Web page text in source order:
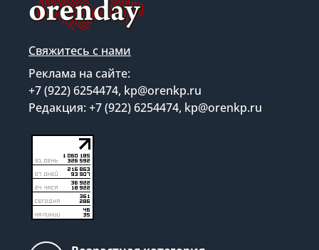
Свяжитесь с нами
Реклама на сайте:
+7 (922) 6254474, kp@orenkp.ru
Редакция: +7 (922) 6254474, kp@orenkp.ru